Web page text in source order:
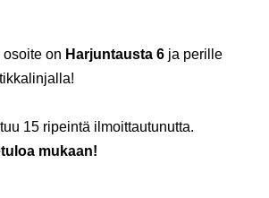
on Harjuntausta 6 ja perille
15 ripeintä ilmoittautunutta.
mukaan!